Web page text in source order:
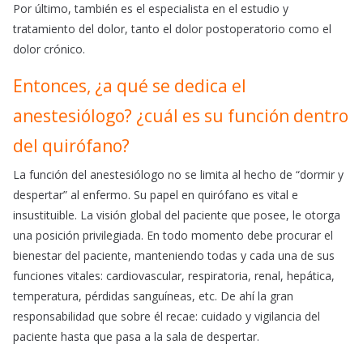
Por último, también es el especialista en el estudio y
tratamiento del dolor, tanto el dolor postoperatorio como el
dolor crónico.
Entonces, ¿a qué se dedica el
anestesiólogo? ¿cuál es su función dentro
del quirófano?
La función del anestesiólogo no se limita al hecho de “dormir y
despertar” al enfermo. Su papel en quirófano es vital e
insustituible. La visión global del paciente que posee, le otorga
una posición privilegiada. En todo momento debe procurar el
bienestar del paciente, manteniendo todas y cada una de sus
funciones vitales: cardiovascular, respiratoria, renal, hepática,
temperatura, pérdidas sanguíneas, etc. De ahí la gran
responsabilidad que sobre él recae: cuidado y vigilancia del
paciente hasta que pasa a la sala de despertar.